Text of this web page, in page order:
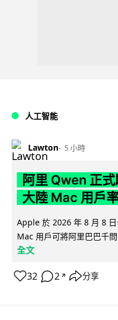
人工智能
Lawton 5 小時
阿里 Qwen 正
大陸 Mac 用戶
Apple 於 2026 年 8 月 8
Mac 用戶可將阿里巴巴千
全文
32 2 ↗ 分享